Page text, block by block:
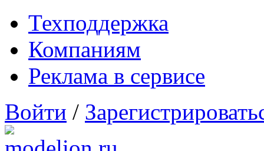
Техподдержка
Компаниям
Реклама в сервисе
Войти /